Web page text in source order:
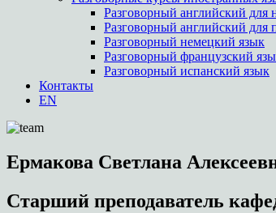
Разговорный английский
Разговорный английский
Разговорный немецкий язык
Разговорный французский
Разговорный испанский язык
Контакты
EN
Ермакова Светлана
Старший преподаватель